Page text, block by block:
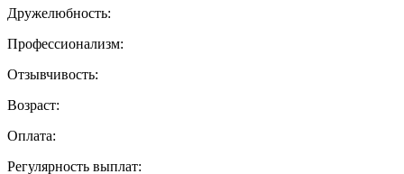
Дружелюбность:
Профессионализм:
Отзывчивость:
Возраст:
Оплата:
Регулярность выплат: